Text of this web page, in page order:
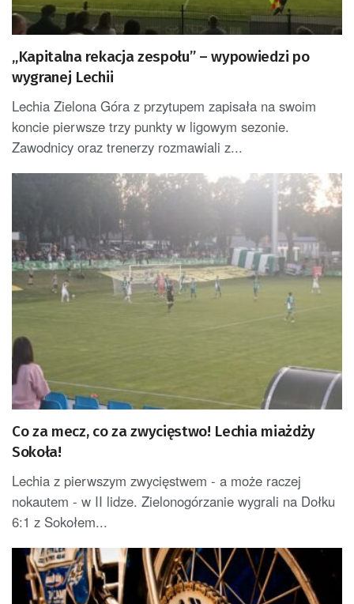
„Kapitalna rekacja zespołu” – wypowiedzi po
wygranej Lechii
Lechia Zielona Góra z przytupem zapisała na swoim
koncie pierwsze trzy punkty w ligowym sezonie.
Zawodnicy oraz trenerzy rozmawiali z...
Co za mecz, co za zwycięstwo! Lechia miażdży
Sokoła!
Lechia z pierwszym zwycięstwem - a może raczej
nokautem - w II lidze. Zielonogórzanie wygrali na Dołku
6:1 z Sokołem...